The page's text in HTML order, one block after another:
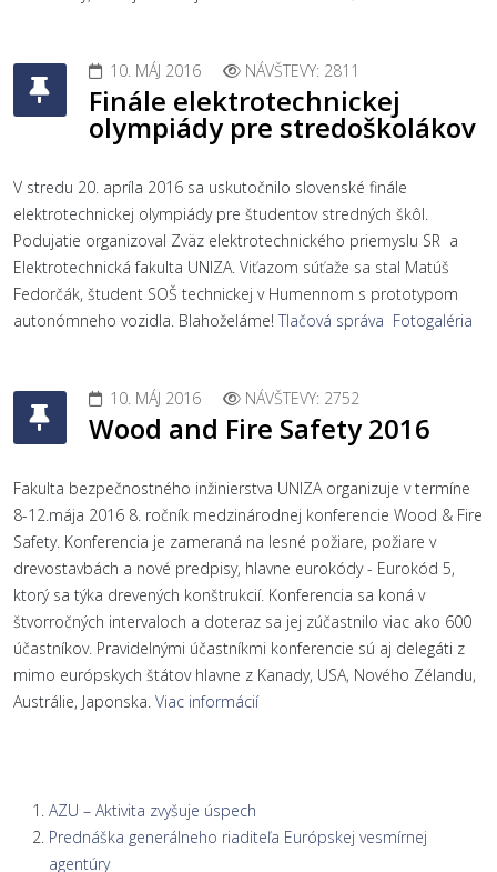
10. MÁJ 2016 NÁVŠTEVY: 2811
Finále elektrotechnickej
olympiády pre stredoškolákov
V stredu 20. apríla 2016 sa uskutočnilo slovenské finále
elektrotechnickej olympiády pre študentov stredných škôl.
Podujatie organizoval Zväz elektrotechnického priemyslu SR a
Elektrotechnická fakulta UNIZA. Viťazom súťaže sa stal Matúš
Fedorčák, študent SOŠ technickej v Humennom s prototypom
autonómneho vozidla. Blahoželáme! Tlačová správa Fotogaléria
10. MÁJ 2016 NÁVŠTEVY: 2752
Wood and Fire Safety 2016
Fakulta bezpečnostného inžinierstva UNIZA organizuje v termíne
8-12.mája 2016 8. ročník medzinárodnej konferencie Wood & Fire
Safety. Konferencia je zameraná na lesné požiare, požiare v
drevostavbách a nové predpisy, hlavne eurokódy - Eurokód 5,
ktorý sa týka drevených konštrukcií. Konferencia sa koná v
štvorročných intervaloch a doteraz sa jej zúčastnilo viac ako 600
účastníkov. Pravidelnými účastníkmi konferencie sú aj delegáti z
mimo európskych štátov hlavne z Kanady, USA, Nového Zélandu,
Austrálie, Japonska. Viac informácií
AZU – Aktivita zvyšuje úspech
Prednáška generálneho riaditeľa Európskej vesmírnej
agentúry